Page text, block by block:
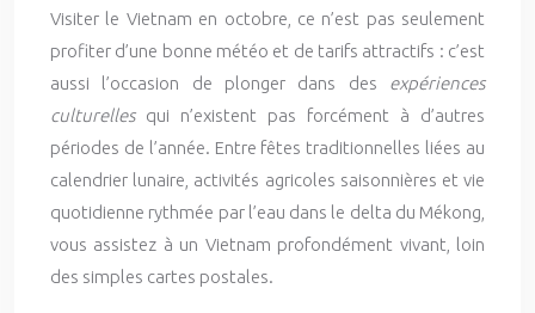
Visiter le Vietnam en octobre, ce n’est pas seulement
profiter d’une bonne météo et de tarifs attractifs : c’est
aussi l’occasion de plonger dans des expériences
culturellesqui n’existent pas forcément à d’autres
périodes de l’année. Entre fêtes traditionnelles liées au
calendrier lunaire, activités agricoles saisonnières et vie
quotidienne rythmée par l’eau dans le delta du Mékong,
vous assistez à un Vietnam profondément vivant, loin
des simples cartes postales.